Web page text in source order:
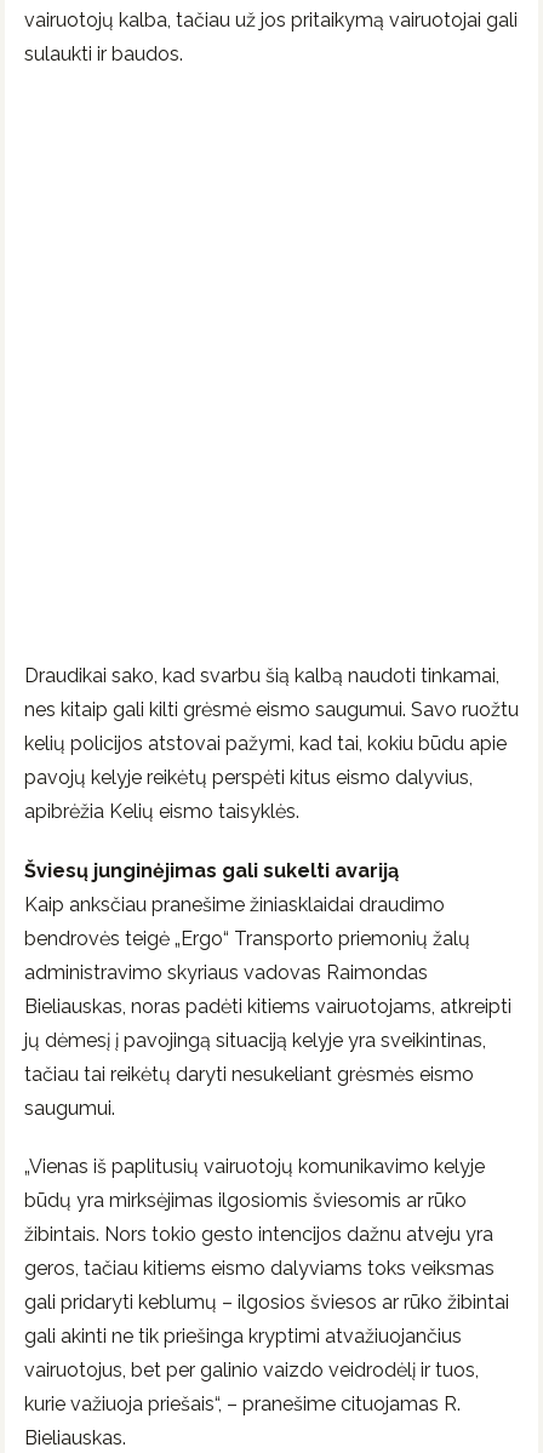
vairuotojų kalba, tačiau už jos pritaikymą vairuotojai gali
sulaukti ir baudos.
Draudikai sako, kad svarbu šią kalbą naudoti tinkamai,
nes kitaip gali kilti grėsmė eismo saugumui. Savo ruožtu
kelių policijos atstovai pažymi, kad tai, kokiu būdu apie
pavojų kelyje reikėtų perspėti kitus eismo dalyvius,
apibrėžia Kelių eismo taisyklės.
Šviesų junginėjimas gali sukelti avariją
Kaip anksčiau pranešime žiniasklaidai draudimo
bendrovės teigė „Ergo“ Transporto priemonių žalų
administravimo skyriaus vadovas Raimondas
Bieliauskas, noras padėti kitiems vairuotojams, atkreipti
jų dėmesį į pavojingą situaciją kelyje yra sveikintinas,
tačiau tai reikėtų daryti nesukeliant grėsmės eismo
saugumui.
„Vienas iš paplitusių vairuotojų komunikavimo kelyje
būdų yra mirksėjimas ilgosiomis šviesomis ar rūko
žibintais. Nors tokio gesto intencijos dažnu atveju yra
geros, tačiau kitiems eismo dalyviams toks veiksmas
gali pridaryti keblumų – ilgosios šviesos ar rūko žibintai
gali akinti ne tik priešinga kryptimi atvažiuojančius
vairuotojus, bet per galinio vaizdo veidrodėlį ir tuos,
kurie važiuoja priešais“, – pranešime cituojamas R.
Bieliauskas.